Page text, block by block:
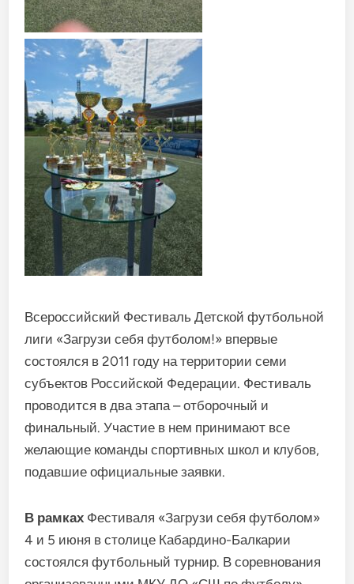
Всероссийский Фестиваль Детской футбольной
лиги «Загрузи себя футболом!» впервые
состоялся в 2011 году на территории семи
субъектов Российской Федерации. Фестиваль
проводится в два этапа – отборочный и
финальный. Участие в нем принимают все
желающие команды спортивных школ и клубов,
подавшие официальные заявки.
В рамках Фестиваля «Загрузи себя футболом»
4 и 5 июня в столице Кабардино-Балкарии
состоялся футбольный турнир. В соревнования